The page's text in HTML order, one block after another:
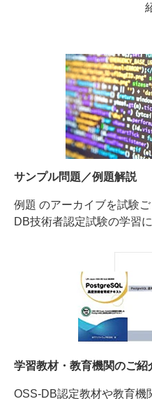
サンプル問題／例題解説
例題 のアーカイブを試験
DB技術者認定試験の学習
学習教材・教育機関のご紹
OSS-DB認定教材や教育機